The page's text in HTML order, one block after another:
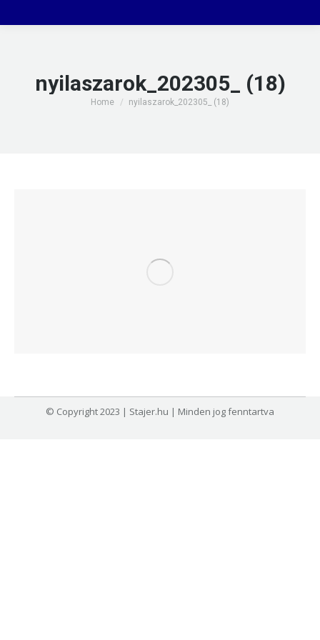
nyilaszarok_202305_ (18)
You are here:
Home nyilaszarok_202305_ (18)
© Copyright 2023 | Stajer.hu | Minden jog fenntartva